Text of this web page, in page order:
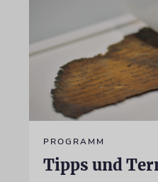
PROGRAMM
Tipps und